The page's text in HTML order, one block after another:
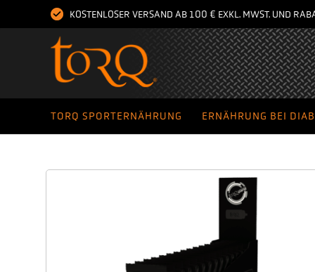
KOSTENLOSER VERSAND AB 100 € EXKL. MWST. UND
TORQ SPORTERNÄHRUNG ERNÄHRUNG BEI